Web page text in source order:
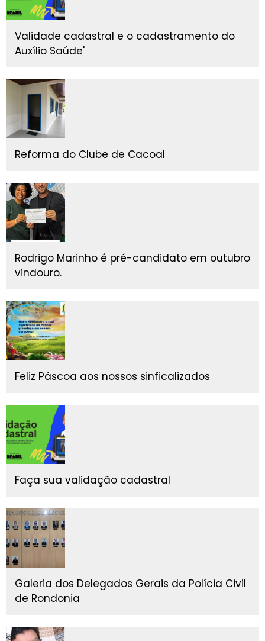
Validade cadastral e o cadastramento do
Auxílio Saúde'
Reforma do Clube de Cacoal
Rodrigo Marinho é pré-candidato em outubro
vindouro.
Feliz Páscoa aos nossos sinficalizados
Faça sua validação cadastral
Galeria dos Delegados Gerais da Polícia Civil
de Rondonia